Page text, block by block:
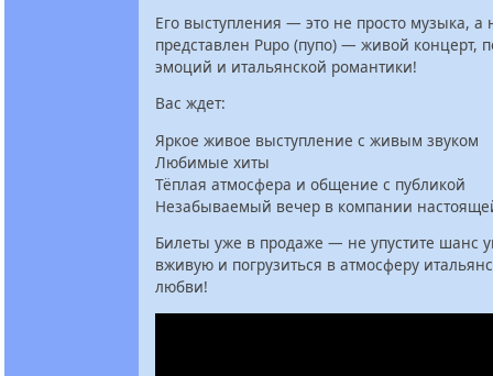
Его выступления — это не просто музыка, а
представлен Pupo (пупо) — живой концерт,
эмоций и итальянской романтики!
Вас ждет:
Яркое живое выступление с живым звуком
Любимые хиты
Тёплая атмосфера и общение с публикой
Незабываемый вечер в компании
Билеты уже в продаже — не упустите шанс
вживую и погрузиться в атмосферу
любви!